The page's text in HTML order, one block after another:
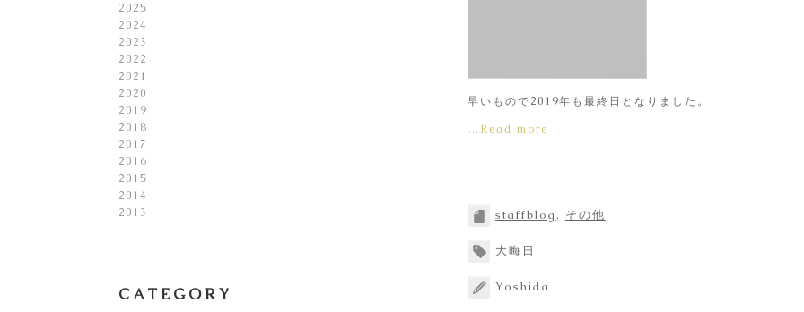
早いもので2019年も最終日となりました。
…Read more
staffblog , その他
大晦日
Yoshida
2025
2024
2023
2022
2021
2020
2019
2018
2017
2016
2015
2014
2013
CATEGORY